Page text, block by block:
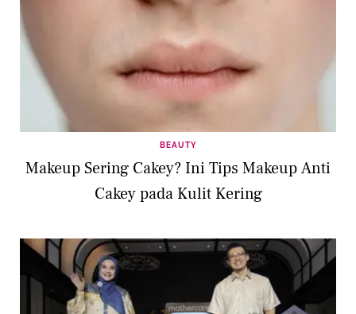
BEAUTY
Makeup Sering Cakey? Ini Tips Makeup Anti
Cakey pada Kulit Kering